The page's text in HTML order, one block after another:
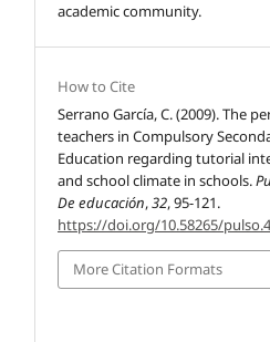
academic community.
How to Cite
Serrano García, C. (2009). The
teachers in Compulsory
Education regarding tutorial
and school climate in schools.
De educación,32, 95-121.
https://doi.org/10.58265/
More Citation Formats